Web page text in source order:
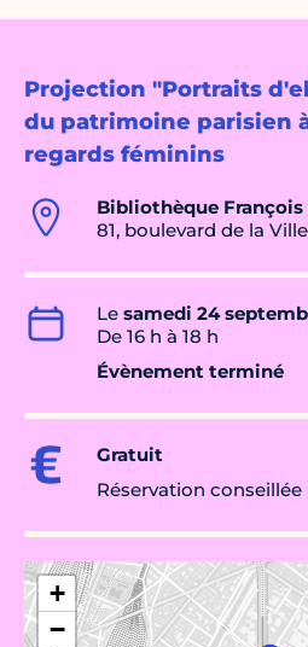
Projection "Portraits
du patrimoine parisien
regards féminins
Bibliothèque
81, boulevard de la
Le samedi 24
De 16 h à 18 h
Évènement terminé
Gratuit
Réservation conseillée
+
−